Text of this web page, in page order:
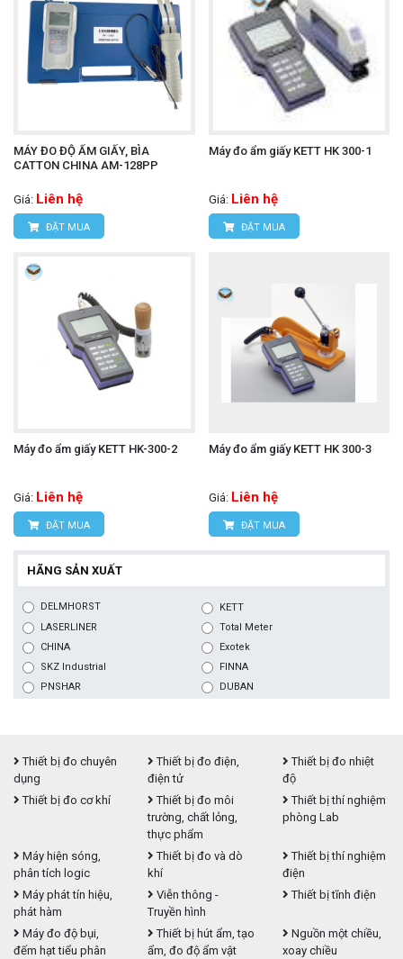
MÁY ĐO ĐỘ ẨM GIẤY, BÌA
CATTON CHINA AM-128PP
Giá: Liên hệ
ĐẶT MUA
Máy đo ẩm giấy KETT HK 300-1
Giá: Liên hệ
ĐẶT MUA
Máy đo ẩm giấy KETT HK-300-2
Giá: Liên hệ
ĐẶT MUA
Máy đo ẩm giấy KETT HK 300-3
Giá: Liên hệ
ĐẶT MUA
HÃNG SẢN XUẤT
DELMHORST
KETT
LASERLINER
Total Meter
CHINA
Exotek
SKZ Industrial
FINNA
PNSHAR
DUBAN
Thiết bị đo chuyên
dụng
Thiết bị đo điện,
điện tử
Thiết bị đo nhiệt
độ
Thiết bị đo cơ khí
Thiết bị đo môi
trường, chất lỏng,
thực phẩm
Thiết bị thí nghiệm
phòng Lab
Máy hiện sóng,
phân tích logic
Thiết bị đo và dò
khí
Thiết bị thí nghiệm
điện
Máy phát tín hiệu,
phát hàm
Viễn thông -
Truyền hình
Thiết bị tĩnh điện
Máy đo độ bụi,
đếm hạt tiểu phân
Thiết bị hút ẩm, tạo
ẩm, đo độ ẩm vật
Nguồn một chiều,
xoay chiều